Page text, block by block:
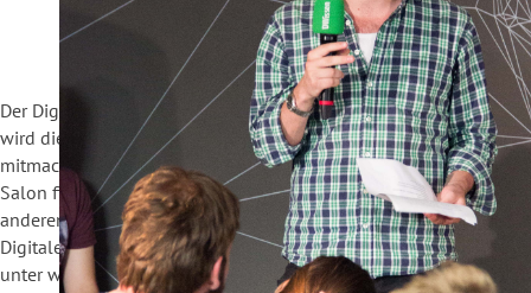
Der Digitale Salon öffnet ab 18:30 Uhr seine Türen. Ab 19:00 Uhr
wird die Sendung live auf hiig.de übertragen. Dann heißt es
mitmachen – vor Ort und per Twitter via #DigSal. Der Digitale
Salon findet jeden letzten Mittwoch im Monat unter einer
anderen Fragestellung statt. Aufzeichnungen vergangener
Digitaler Salons und mehr Informationen finden Sie
unter www.hiig.de/DigSal.